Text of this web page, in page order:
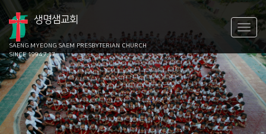
생명샘교회
SAENG MYEONG SAEM PRESBYTERIAN CHURCH
SINCE 1994.7.17